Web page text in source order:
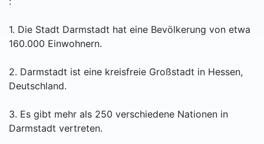
1. Die Stadt Darmstadt hat eine Bevölkerung von etwa
160.000 Einwohnern.
2. Darmstadt ist eine kreisfreie Großstadt in Hessen,
Deutschland.
3. Es gibt mehr als 250 verschiedene Nationen in
Darmstadt vertreten.